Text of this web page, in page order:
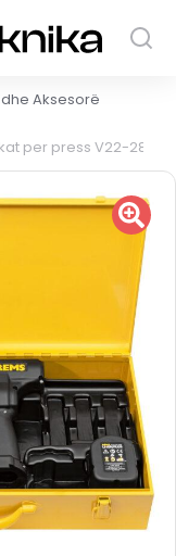
Aksesorë
per press V22-28-35